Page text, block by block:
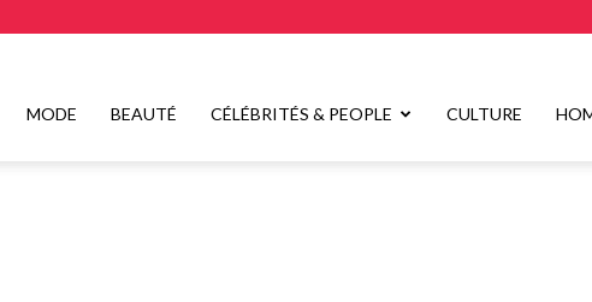
MODE BEAUTÉ CÉLÉBRITÉS & PEOPLE CULTURE